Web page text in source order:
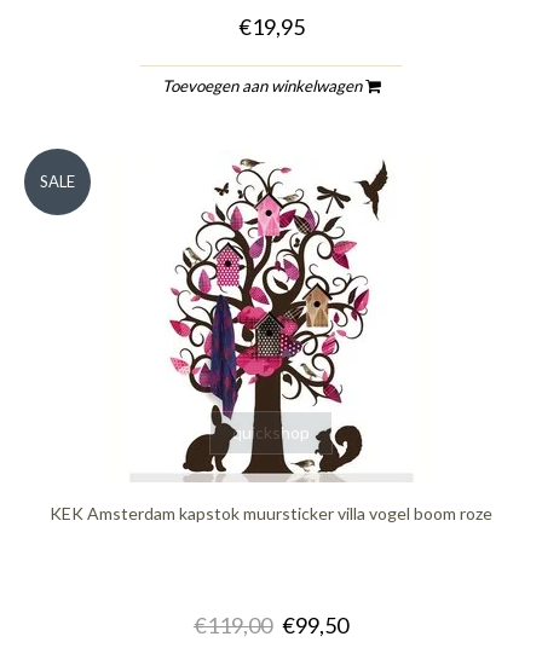
€19,95
Toevoegen aan winkelwagen
quickshop
SALE
KEK Amsterdam kapstok muursticker villa vogel boom roze
€119,00 €99,50